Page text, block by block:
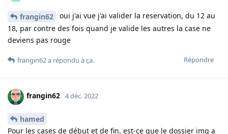
frangin62
oui j'ai vue j'ai valider la reservation, du 12 au
18, par contre des fois quand je valide les autres la case ne
deviens pas rouge
Répondre
frangin62a répondu à ça.
frangin62 4 déc. 2022
hamed
Pour les cases de début et de fin, est-ce que le dossier img a